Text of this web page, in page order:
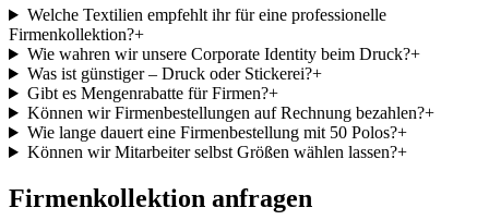
Welche Textilien empfehlt ihr für eine professionelle
Firmenkollektion?+
Wie wahren wir unsere Corporate Identity beim Druck?+
Was ist günstiger – Druck oder Stickerei?+
Gibt es Mengenrabatte für Firmen?+
Können wir Firmenbestellungen auf Rechnung bezahlen?+
Wie lange dauert eine Firmenbestellung mit 50 Polos?+
Können wir Mitarbeiter selbst Größen wählen lassen?+
Firmenkollektion anfragen